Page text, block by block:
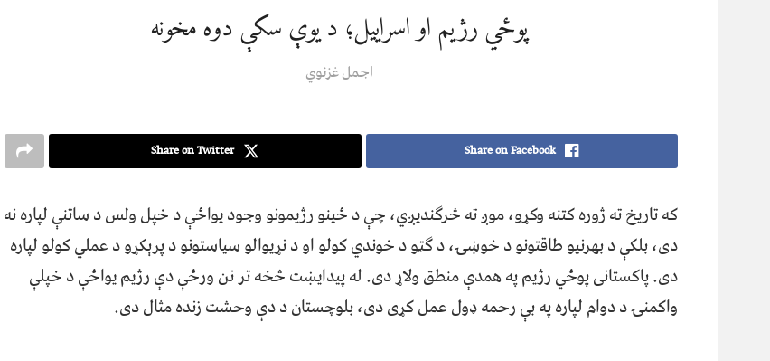
پوځي رژيم او اسرایيل؛ د يوې سکې دوه مخونه
اجمل غزنوي
Share on Facebook
Share on Twitter
که تاریخ ته ژوره کتنه وکړو، موږ ته څرګندیږي، چې د ځینو رژیمونو وجود یواځې د خپل ولس د ساتنې لپاره نه
دی، بلکې د بهرنیو طاقتونو د خوښۍ، د ګټو د خوندي کولو او د نړیوالو سیاستونو د پرېکړو د عملي کولو لپاره
دی. پاکستانی پوځي رژيم په همدې منطق ولاړ دی. له پیدایښت څخه تر نن ورځې دې رژيم یواځې د خپلې
واکمنۍ د دوام لپاره په بې رحمه ډول عمل کړی دی، بلوچستان د دې وحشت زنده مثال دی.